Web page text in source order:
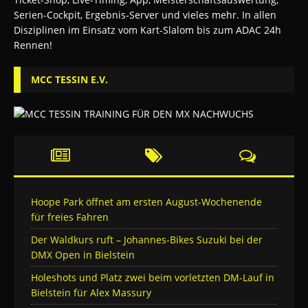
MCC TESSIN E.V.
Hoope Park öffnet am ersten August-Wochenende
für freies Fahren
Der Waldkurs ruft – Johannes-Bikes Suzuki bei der
DMX Open in Bielstein
Holeshots und Platz zwei beim vorletzten DM-Lauf in
Bielstein für Alex Massury